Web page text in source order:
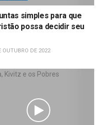
simples para que
possa decidir seu
OUTUBRO DE 2022